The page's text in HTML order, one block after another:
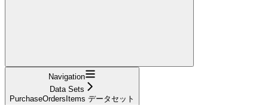
Navigation
Data Sets
PurchaseOrdersItems データセット